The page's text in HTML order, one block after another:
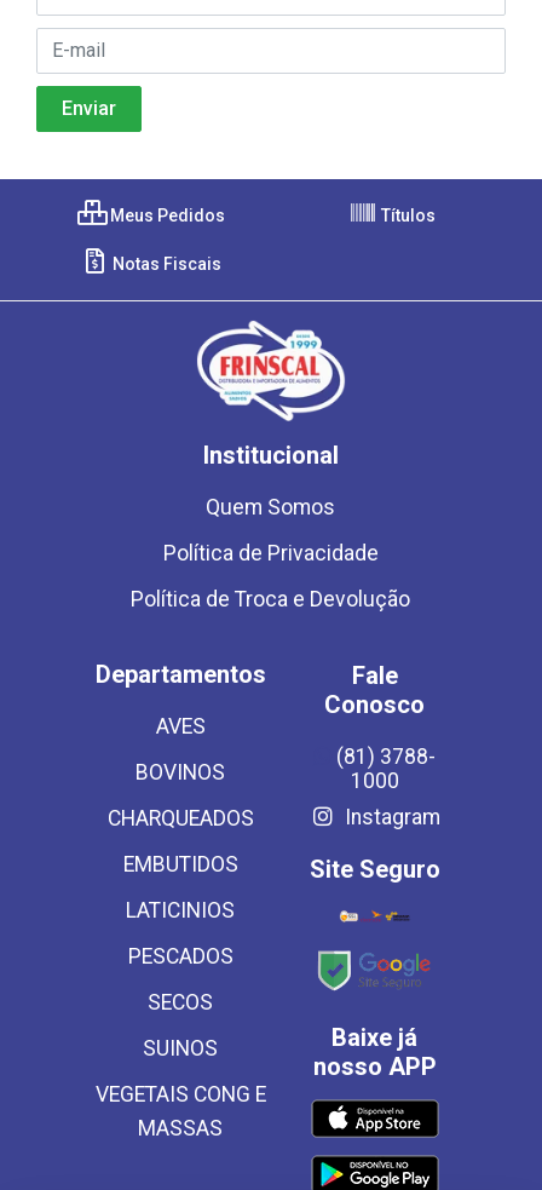
Meus Pedidos Títulos
Notas Fiscais
Institucional
Quem Somos
Política de Privacidade
Política de Troca e Devolução
Departamentos
AVES
BOVINOS
CHARQUEADOS
EMBUTIDOS
LATICINIOS
PESCADOS
SECOS
SUINOS
VEGETAIS CONG E
MASSAS
Fale
Conosco
(81) 3788-
1000
Instagram
Site Seguro
Baixe já
nosso APP